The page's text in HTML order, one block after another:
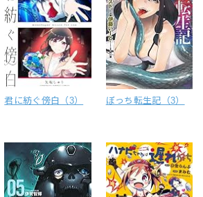
君に紡ぐ傍白（3） ぼっち転生記（3）